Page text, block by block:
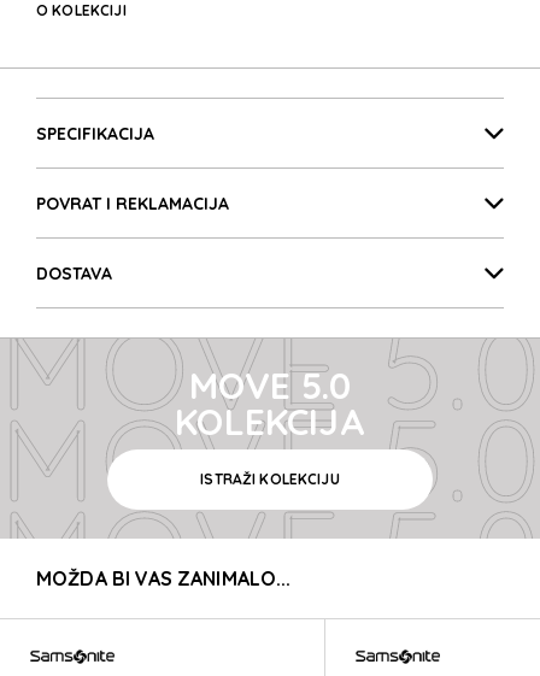
O KOLEKCIJI
SPECIFIKACIJA
POVRAT I REKLAMACIJA
DOSTAVA
MOVE 5.0
MOVE 5.0
MOVE 5.0
MOVE 5.0
MOVE 5.0
MOVE 5.0
MOVE 5.0
MOVE 5.0
KOLEKCIJA
ISTRAŽI KOLEKCIJU
MOŽDA BI VAS ZANIMALO...